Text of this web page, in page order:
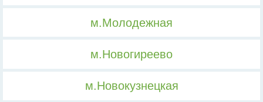
м.Молодежная
м.Новогиреево
м.Новокузнецкая